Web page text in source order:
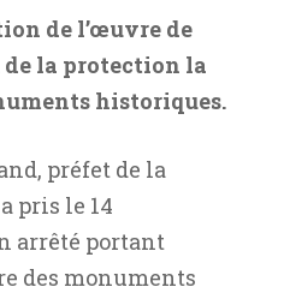
de l’œuvre de
de la protection la
historiques.
préfet de la
pris le 14
arrêté portant
des monuments